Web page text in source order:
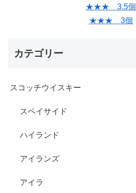
★★★ 3.5個
★★★ 3個
カテゴリー
スコッチウイスキー
スペイサイド
ハイランド
アイランズ
アイラ